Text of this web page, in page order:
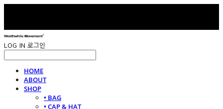
LOG IN 로그인
HOME
ABOUT
SHOP
• BAG
• CAP & HAT